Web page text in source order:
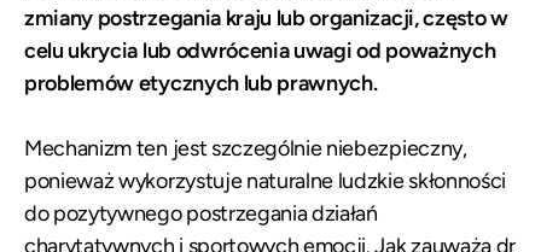
zmiany postrzegania kraju lub organizacji, często w
celu ukrycia lub odwrócenia uwagi od poważnych
problemów etycznych lub prawnych.
Mechanizm ten jest szczególnie niebezpieczny,
ponieważ wykorzystuje naturalne ludzkie skłonności
do pozytywnego postrzegania działań
charytatywnych i sportowych emocji. Jak zauważa dr